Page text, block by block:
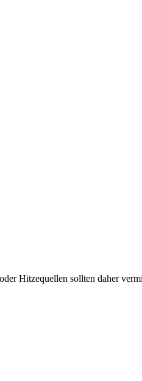
Hitzequellen sollten daher